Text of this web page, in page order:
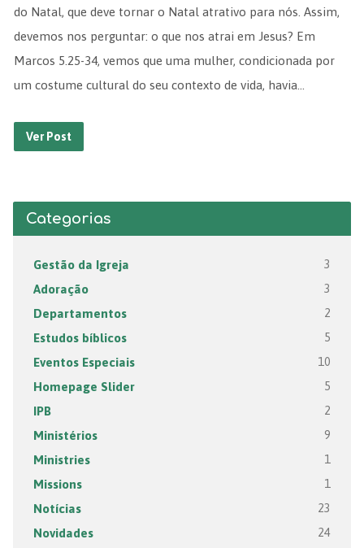
do Natal, que deve tornar o Natal atrativo para nós. Assim,
devemos nos perguntar: o que nos atrai em Jesus? Em
Marcos 5.25-34, vemos que uma mulher, condicionada por
um costume cultural do seu contexto de vida, havia…
Ver Post
Categorias
Gestão da Igreja 3
Adoração 3
Departamentos 2
Estudos bíblicos 5
Eventos Especiais 10
Homepage Slider 5
IPB 2
Ministérios 9
Ministries 1
Missions 1
Notícias 23
Novidades 24